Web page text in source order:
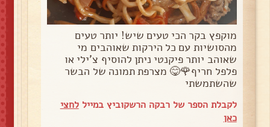
מוקפץ בקר הכי טעים שיש! יותר טעים
מהסושיות עם כל הירקות שאוהבים מי
שאוהב יותר פיקנטי ניתן להוסיף צ'ילי או
פלפל חריף🌹😋 מצרפת תמונה של הבשר
שהשתמשתי
לקבלת הספר של רבקה הרשקוביץ במייללחצי
כאן